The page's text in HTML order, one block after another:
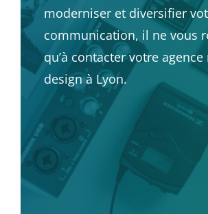
moderniser et diversifier
communication, il ne vous
qu’à contacter votre
design à Lyon.